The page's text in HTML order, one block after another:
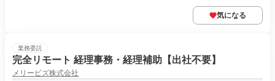
気になる
業務委託
完全リモート 経理事務・経理補助【出社不要】
メリービズ株式会社